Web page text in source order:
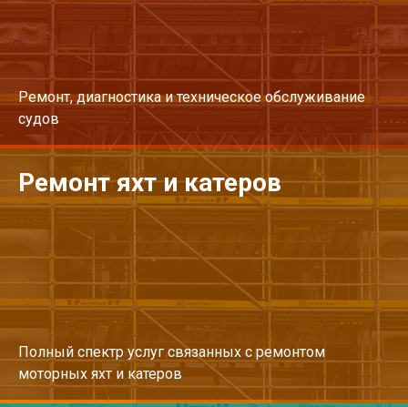
Ремонт, диагностика и техническое обслуживание
судов
Перейти
Ремонт яхт и катеров
Полный спектр услуг связанных с ремонтом
моторных яхт и катеров